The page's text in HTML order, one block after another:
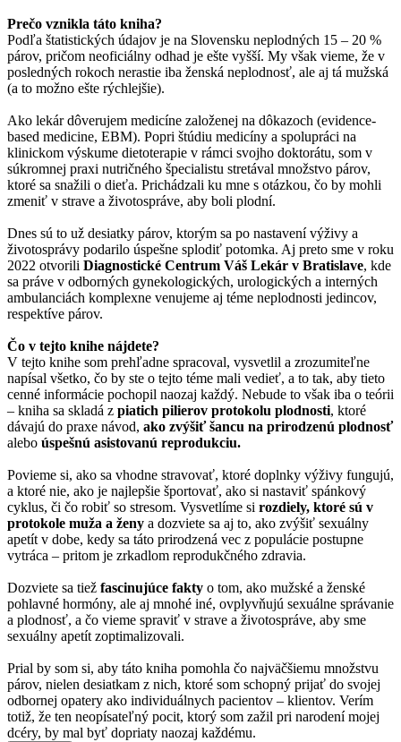
Prečo vznikla táto kniha?
Podľa štatistických údajov je na Slovensku neplodných 15 – 20 %
párov, pričom neoficiálny odhad je ešte vyšší. My však vieme, že v
posledných rokoch nerastie iba ženská neplodnosť, ale aj tá mužská
(a to možno ešte rýchlejšie).
Ako lekár dôverujem medicíne založenej na dôkazoch (evidence-
based medicine, EBM). Popri štúdiu medicíny a spolupráci na
klinickom výskume dietoterapie v rámci svojho doktorátu, som v
súkromnej praxi nutričného špecialistu stretával množstvo párov,
ktoré sa snažili o dieťa. Prichádzali ku mne s otázkou, čo by mohli
zmeniť v strave a životospráve, aby boli plodní.
Dnes sú to už desiatky párov, ktorým sa po nastavení výživy a
životosprávy podarilo úspešne splodiť potomka. Aj preto sme v roku
2022 otvorili Diagnostické Centrum Váš Lekár v Bratislave, kde
sa práve v odborných gynekologických, urologických a interných
ambulanciách komplexne venujeme aj téme neplodnosti jedincov,
respektíve párov.
Čo v tejto knihe nájdete?
V tejto knihe som prehľadne spracoval, vysvetlil a zrozumiteľne
napísal všetko, čo by ste o tejto téme mali vedieť, a to tak, aby tieto
cenné informácie pochopil naozaj každý. Nebude to však iba o teórii
– kniha sa skladá z piatich pilierov protokolu plodnosti, ktoré
dávajú do praxe návod, ako zvýšiť šancu na prirodzenú plodnosť
alebo úspešnú asistovanú reprodukciu.
Povieme si, ako sa vhodne stravovať, ktoré doplnky výživy fungujú,
a ktoré nie, ako je najlepšie športovať, ako si nastaviť spánkový
cyklus, či čo robiť so stresom. Vysvetlíme si rozdiely, ktoré sú v
protokole muža a ženy a dozviete sa aj to, ako zvýšiť sexuálny
apetít v dobe, kedy sa táto prirodzená vec z populácie postupne
vytráca – pritom je zrkadlom reprodukčného zdravia.
Dozviete sa tiež fascinujúce fakty o tom, ako mužské a ženské
pohlavné hormóny, ale aj mnohé iné, ovplyvňujú sexuálne správanie
a plodnosť, a čo vieme spraviť v strave a životospráve, aby sme
sexuálny apetít zoptimalizovali.
Prial by som si, aby táto kniha pomohla čo najväčšiemu množstvu
párov, nielen desiatkam z nich, ktoré som schopný prijať do svojej
odbornej opatery ako individuálnych pacientov – klientov. Verím
totiž, že ten neopísateľný pocit, ktorý som zažil pri narodení mojej
dcéry, by mal byť dopriaty naozaj každému.